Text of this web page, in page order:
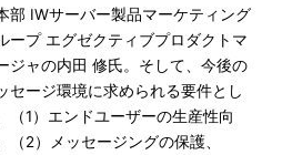
部 IWサーバー製品マーケティング
ープ エグゼクティブプロダクトマ
ジャの内田 修氏。そして、今後の
セージ環境に求められる要件とし
（1）エンドユーザーの生産性向
（2）メッセージングの保護、